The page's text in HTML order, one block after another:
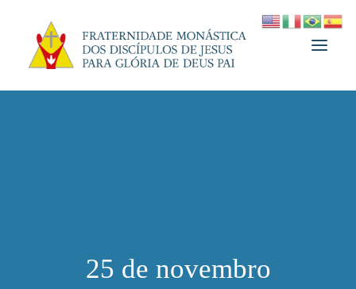
INFORMATIVO25 de novembro